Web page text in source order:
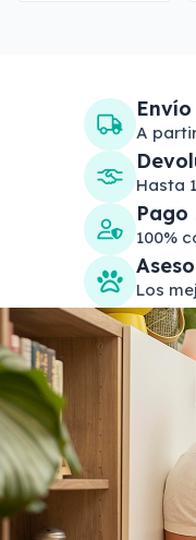
A
Hasta
Pago
100%
Los